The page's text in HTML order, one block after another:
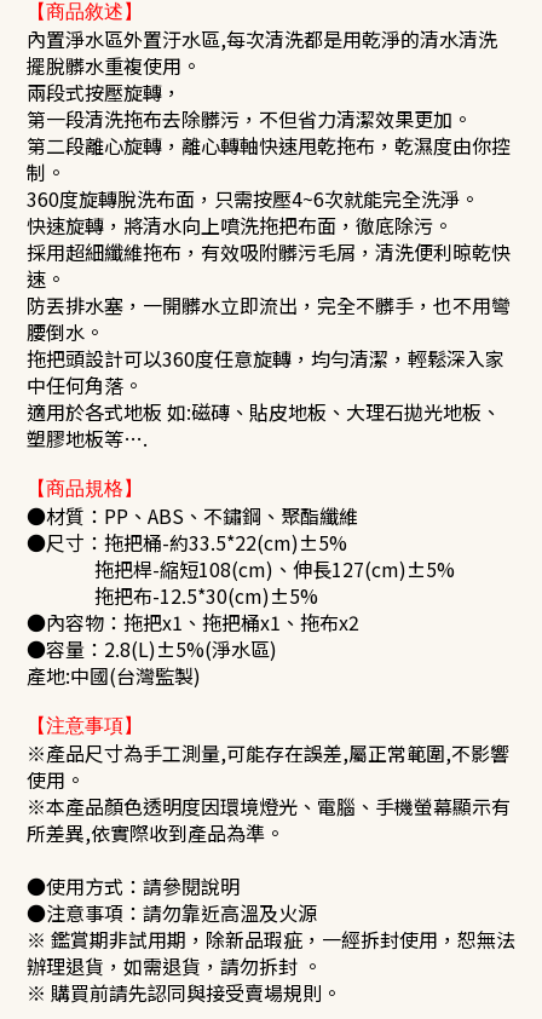
【商品敘述】
內置淨水區外置汙水區,每次清洗都是用乾淨的清水清洗
擺脫髒水重複使用。
兩段式按壓旋轉，
第一段清洗拖布去除髒污，不但省力清潔效果更加。
第二段離心旋轉，離心轉軸快速甩乾拖布，乾濕度由你控
制。
360度旋轉脫洗布面，只需按壓4~6次就能完全洗淨。
快速旋轉，將清水向上噴洗拖把布面，徹底除污。
採用超細纖維拖布，有效吸附髒污毛屑，清洗便利晾乾快
速。
防丟排水塞，一開髒水立即流出，完全不髒手，也不用彎
腰倒水。
拖把頭設計可以360度任意旋轉，均勻清潔，輕鬆深入家
中任何角落。
適用於各式地板 如:磁磚、貼皮地板、大理石拋光地板、
塑膠地板等….
【商品規格】
●材質：PP、ABS、不鏽鋼、聚酯纖維
●尺寸 ： 拖把桶-約33.5*22(cm)±5%
拖把桿-縮短108(cm)、伸長127(cm)±5%
拖把布-12.5*30(cm)±5%
●內容物：拖把x1、拖把桶x1、拖布x2
●容量：2.8(L)±5%(淨水區)
產地:中國(台灣監製)
【注意事項】
※產品尺寸為手工測量,可能存在誤差,屬正常範圍,不影響
使用。
※本產品顏色透明度因環境燈光、電腦、手機螢幕顯示有
所差異,依實際收到產品為準。
●使用方式：請參閱說明
●注意事項：請勿靠近高溫及火源
※ 鑑賞期非試用期，除新品瑕疵，一經拆封使用，恕無法
辦理退貨，如需退貨，請勿拆封 。
※ 購買前請先認同與接受賣場規則。